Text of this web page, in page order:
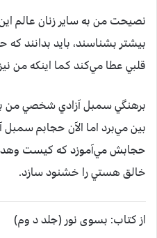
نصيحت من به ساير زنان عالم
بيشتر بشناسند، بايد بدانند
قلبي عطا مي‌کند کما اينکه من
برهنگي سمبل آزادي شخصي من
بين مي‌برد اما الآن حجابم
حجابش مي‌آموزد که کيست
خالق هستي را خشنود سازد.
از کتاب: بسوی نور (جلد د وم)